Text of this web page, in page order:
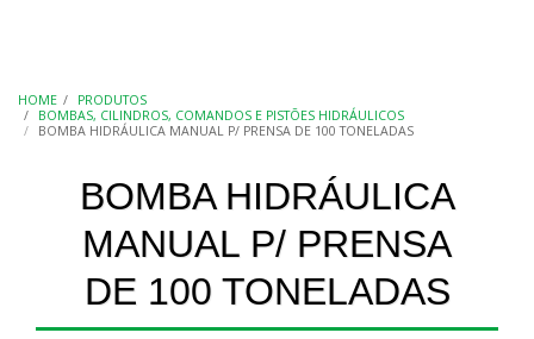
HOME
PRODUTOS
BOMBAS, CILINDROS, COMANDOS E PISTÕES HIDRÁULICOS
BOMBA HIDRÁULICA MANUAL P/ PRENSA DE 100 TONELADAS
BOMBA HIDRÁULICA
MANUAL P/ PRENSA
DE 100 TONELADAS